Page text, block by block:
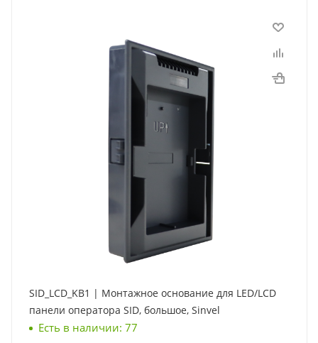
SID_LCD_KB1 | Монтажное основание для LED/LCD
панели оператора SID, большое, Sinvel
Есть в наличии: 77